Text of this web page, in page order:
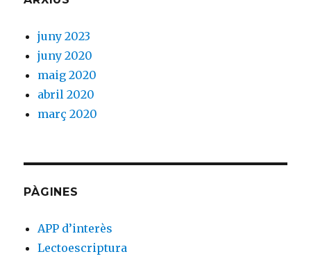
juny 2023
juny 2020
maig 2020
abril 2020
març 2020
PÀGINES
APP d’interès
Lectoescriptura